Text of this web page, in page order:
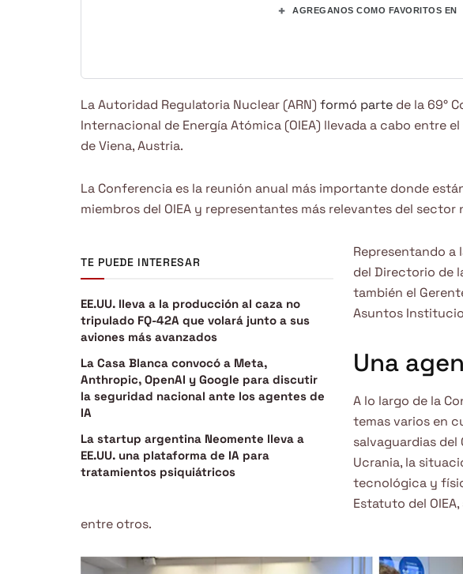
+ AGREGANOS COMO FAVORITOS EN
La Autoridad Regulatoria Nuclear (ARN) formó parte de la 69°
Internacional de Energía Atómica (OIEA) llevada a cabo entre
de Viena, Austria.
La Conferencia es la reunión anual más importante donde
miembros del OIEA y representantes más relevantes del sector
TE PUEDE INTERESAR
EE.UU. lleva a la producción al caza no
tripulado FQ-42A que volará junto a sus
aviones más avanzados
La Casa Blanca convocó a Meta,
Anthropic, OpenAI y Google para discutir
la seguridad nacional ante los agentes de
IA
La startup argentina Neomente lleva a
EE.UU. una plataforma de IA para
tratamientos psiquiátricos
Representando a
del Directorio de
también el
Asuntos
Una
A lo largo de la
temas varios en
salvaguardias del
Ucrania, la
tecnológica y
Estatuto del
entre otros.